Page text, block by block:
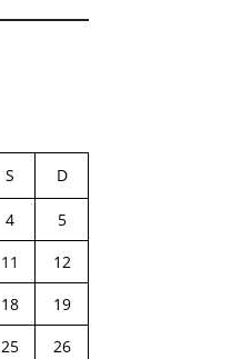
S D
4
5
11
12
18
19
25
26